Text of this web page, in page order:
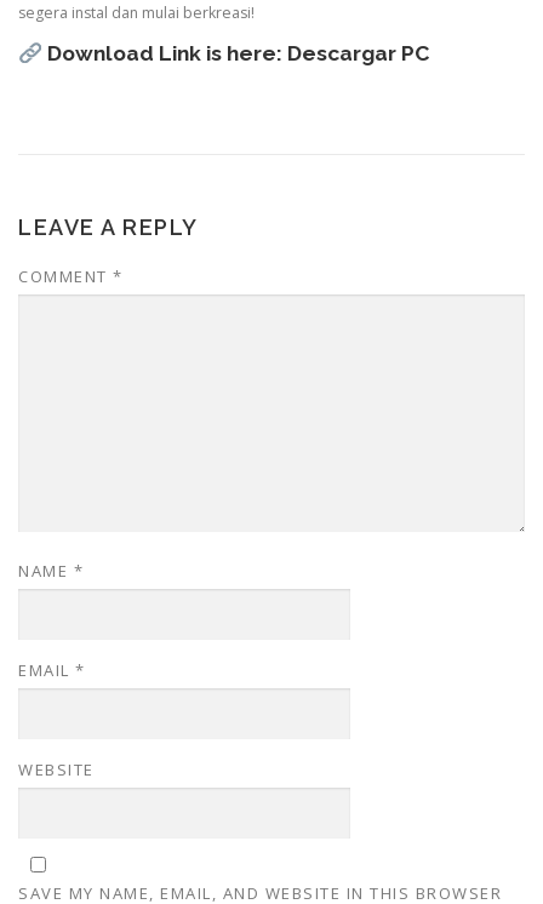
segera instal dan mulai berkreasi!
Download Link is here: Descargar PC
LEAVE A REPLY
COMMENT *
NAME *
EMAIL *
WEBSITE
SAVE MY NAME, EMAIL, AND WEBSITE IN THIS BROWSER